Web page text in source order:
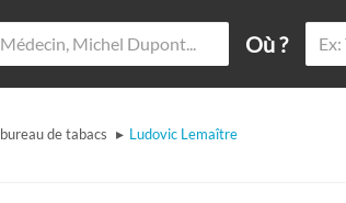
Où ?
bureau de tabacs ▸ Ludovic Lemaître